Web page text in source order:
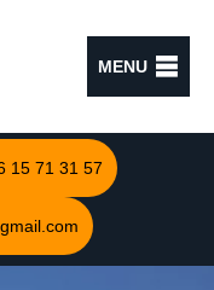
MENU
15 71 31 57